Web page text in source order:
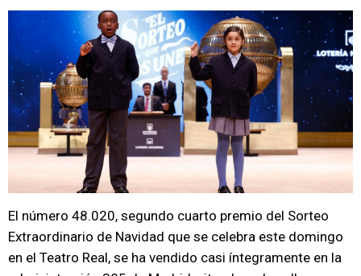
El número 48.020, segundo cuarto premio del Sorteo
Extraordinario de Navidad que se celebra este domingo
en el Teatro Real, se ha vendido casi íntegramente en la